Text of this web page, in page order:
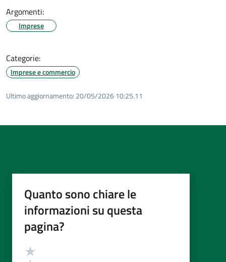
Argomenti:
Imprese
Categorie:
Imprese e commercio
Ultimo aggiornamento: 20/05/2026 10:25.11
Quanto sono chiare le
informazioni su questa
pagina?
Valutazione